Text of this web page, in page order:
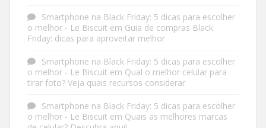
Smartphone na Black Friday: 5 dicas para escolher
o melhor - Le Biscuit em Guia de compras Black
Friday: dicas para aproveitar melhor
Smartphone na Black Friday: 5 dicas para escolher
o melhor - Le Biscuit em Qual o melhor celular para
tirar foto? Veja quais recursos considerar
Smartphone na Black Friday: 5 dicas para escolher
o melhor - Le Biscuit em Quais as melhores marcas